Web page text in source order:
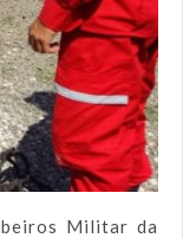
Militar da